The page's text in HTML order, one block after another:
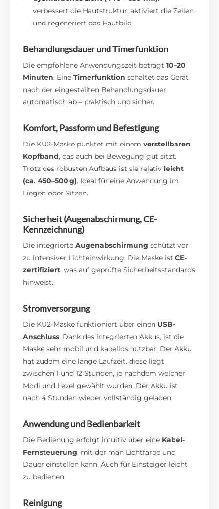
verbessert die Hautstruktur, aktiviert die Zellen
und regeneriert das Hautbild
Behandlungsdauer und Timerfunktion
Die empfohlene Anwendungszeit beträgt10–20
Minuten. EineTimerfunktion schaltet das Gerät
nach der eingestellten Behandlungsdauer
automatisch ab – praktisch und sicher.
Komfort, Passform und Befestigung
Die KU2-Maske punktet mit einemverstellbaren
Kopfband, das auch bei Bewegung gut sitzt.
Trotz des robusten Aufbaus ist sie relativ leicht
(ca. 450–500 g). Ideal für eine Anwendung im
Liegen oder Sitzen.
Sicherheit (Augenabschirmung, CE-
Kennzeichnung)
Die integrierteAugenabschirmung schützt vor
zu intensiver Lichteinwirkung. Die Maske istCE-
zertifiziert, was auf geprüfte Sicherheitsstandards
hinweist.
Stromversorgung
Die KU2-Maske funktioniert über einen USB-
Anschluss. Dank des integrierten Akkus, ist die
Maske sehr mobil und kabellos nutzbar. Der Akku
hat zudem eine lange Laufzeit, diese liegt
zwischen 1 und 12 Stunden, je nachdem welcher
Modi und Level gewählt wurden. Der Akku ist
nach 4 Stunden wieder vollständig geladen.
Anwendung und Bedienbarkeit
Die Bedienung erfolgt intuitiv über eine Kabel-
Fernsteuerung, mit der man Lichtfarbe und
Dauer einstellen kann. Auch für Einsteiger leicht
zu bedienen.
Reinigung